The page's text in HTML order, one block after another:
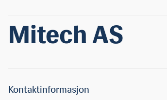
Mitech AS
Kontaktinformasjon